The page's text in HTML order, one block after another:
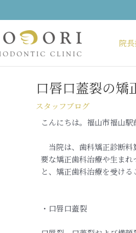
院
口唇口蓋裂の矯
スタッフブログ
こんにちは。福山市福山
当院は、歯科矯正診断料
要な矯正歯科治療や生ま
と、矯正歯科治療を受ける
・口唇口蓋裂